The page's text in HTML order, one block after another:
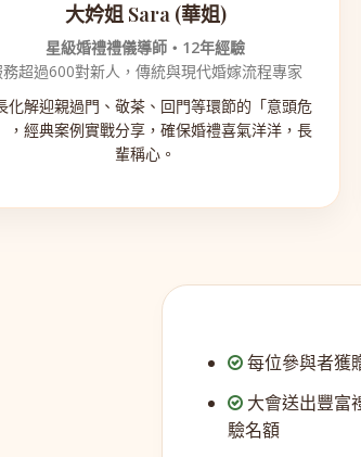
大妗姐 Sara (華姐)
星級婚禮禮儀導師・12年經驗
務超過600對新人，傳統與現代婚嫁流程專家
化解迎親過門、敬茶、回門等環節的「意頭危
，經典案例實戰分享，確保婚禮喜氣洋洋，長
輩稱心。
每位參與者獲
大會送出豐富
驗名額